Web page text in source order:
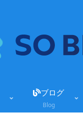
ブログ
Blog